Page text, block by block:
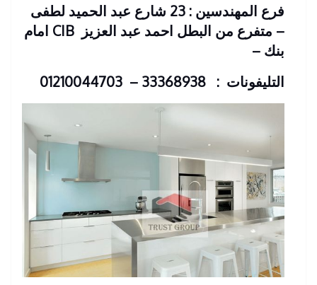
فرع المهندسين : 23 شارع عبد الحميد لطفى
– متفرع من البطل احمد عبد العزيز
CIB امام
بنك –
التليفونات : 33368938 – 01210044703